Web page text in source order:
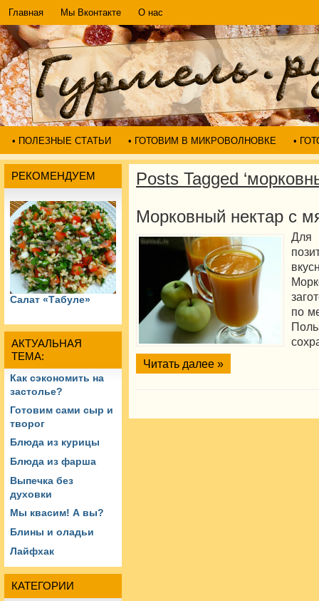
Главная Мы Вконтакте О нас
• ПОЛЕЗНЫЕ СТАТЬИ • ГОТОВИМ В МИКРОВОЛНОВКЕ •
РЕКОМЕНДУЕМ
Салат «Табуле»
АКТУАЛЬНАЯ
ТЕМА:
Как сэкономить на
застолье?
Готовим сами сыр и
творог
Блюда из курицы
Блюда из фарша
Выпечка без
духовки
Мы квасим! А вы?
Блины и оладьи
Лайфхак
КАТЕГОРИИ
Posts Tagged
Морковный нектар с
Для
по
Читать далее »